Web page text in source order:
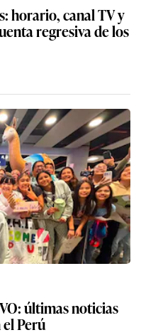
horario, canal TV y
regresiva de los
últimas noticias
Perú